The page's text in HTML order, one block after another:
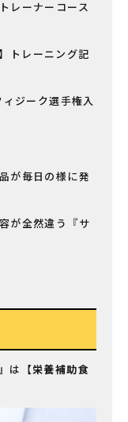
ナーコース
ーニング記
ジーク選手権入
が毎日の様に発
が全然違う『サ
は【栄養補助食